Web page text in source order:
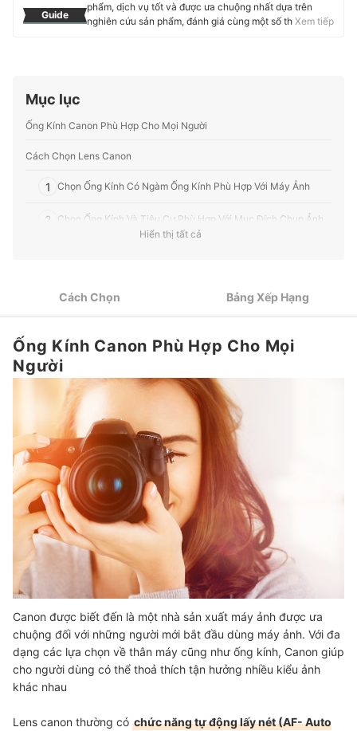
Guide
phẩm, dịch vụ tốt và được ưa chuộng nhất dựa trên
nghiên cứu sản phẩm, đánh giá cùng một số thực
Profile của Ban biên tập mybest
Xem tiếp
Mục lục
Ống Kính Canon Phù Hợp Cho Mọi Người
Cách Chọn Lens Canon
1 Chọn Ống Kính Có Ngàm Ống Kính Phù Hợp Với Máy Ảnh
2 Chọn Ống Kính Và Tiêu Cự Phù Hợp Với Mục Đích Chụp Ảnh
Top 4 Ống Kính Canon Tiêu Cự Đơn tốt nhất
Top 4 Lens Canon Zoom tốt nhất được ưa chuộng (Tư vấn mua)
Tham Khảo Thêm Những Loại Ống Kính Khác
Hiển thị tất cả
Cách Chọn Bảng Xếp Hạng
Ống Kính Canon Phù Hợp Cho Mọi
Người
Canon được biết đến là một nhà sản xuất máy ảnh được ưa
chuộng đối với những người mới bắt đầu dùng máy ảnh. Với đa
dạng các lựa chọn về thân máy cũng như ống kính, Canon giúp
cho người dùng có thể thoả thích tận hưởng nhiều kiểu ảnh
khác nhau
Lens canon thường có chức năng tự động lấy nét (AF- Auto